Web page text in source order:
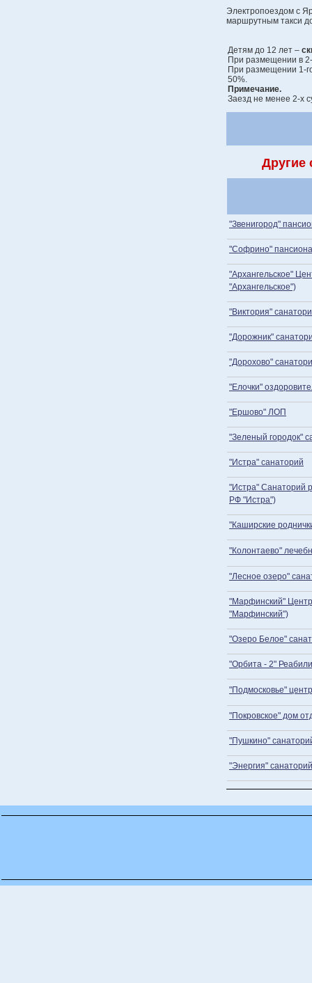
Электропоездом с
маршрутным такси
Детям до 12 лет –
При размещении в
При размещении 1-
50%.
Примечание.
Заезд не менее 2-х
Другие
"Звенигород"
"Софрино"
"Архангельское"
"Архангельское")
"Виктория"
"Дорожник"
"Дорохово"
"Елочки"
"Ершово" ЛОП
"Зеленый городок"
"Истра" санаторий
"Истра" Санаторий
РФ "Истра")
"Каширские
"Колонтаево"
"Лесное озеро"
"Марфинский"
"Марфинский")
"Озеро Белое"
"Орбита - 2"
"Подмосковье"
"Покровское" дом
"Пушкино"
"Энергия" санаторий